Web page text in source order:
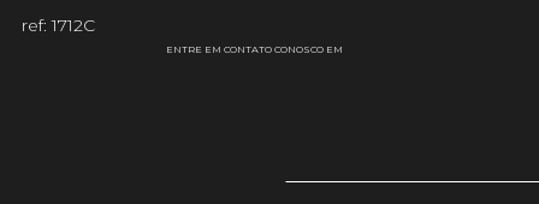
ref: 1712C
ENTRE EM CONTATO CONOSCO EM